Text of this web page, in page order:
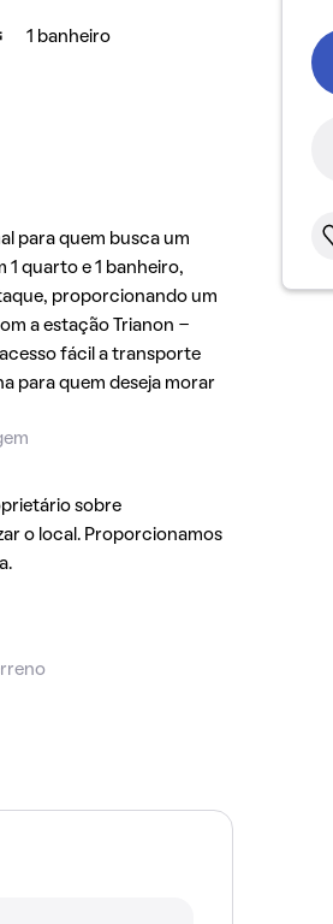
1 banheiro
para quem busca um
quarto e 1 banheiro,
proporcionando um
a estação Trianon -
fácil a transporte
para quem deseja morar
sobre
o local. Proporcionamos